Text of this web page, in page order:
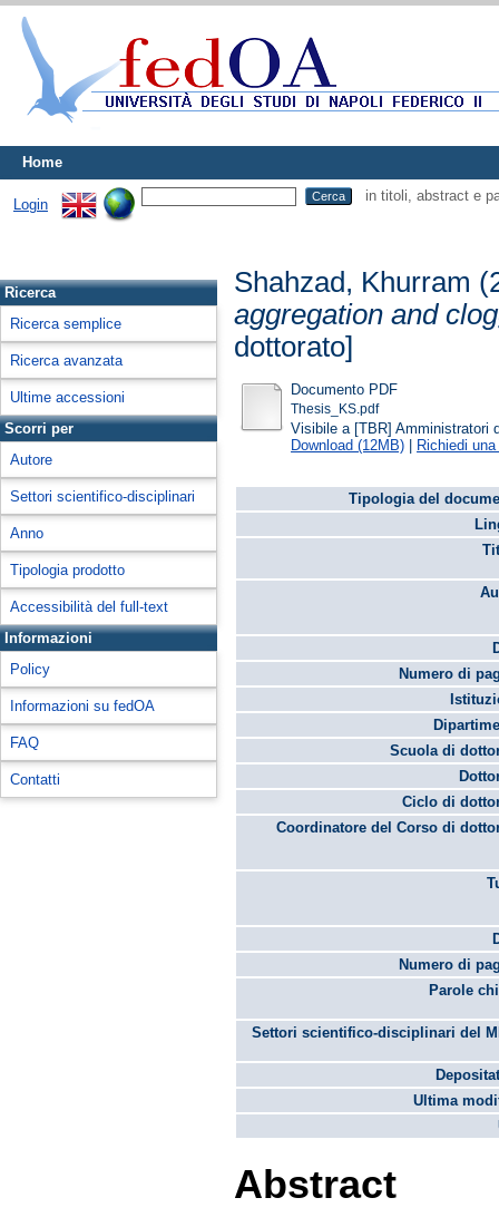
Home
Login
in titoli, abstract e
Ricerca
Ricerca semplice
Ricerca avanzata
Ultime accessioni
Scorri per
Autore
Settori scientifico-disciplinari
Anno
Tipologia prodotto
Accessibilità del full-text
Informazioni
Policy
Informazioni su fedOA
FAQ
Contatti
Shahzad, Khurram
aggregation and
dottorato]
Documento PDF
Thesis_KS.pdf
Visibile a [TBR] Amministratori
Download (12MB) | Richiedi
Tipologia del
Numero di
Scuola di
Ciclo di
Coordinatore del Corso di
Numero di
Parole
Settori scientifico-disciplinari del
Ultima
Abstract